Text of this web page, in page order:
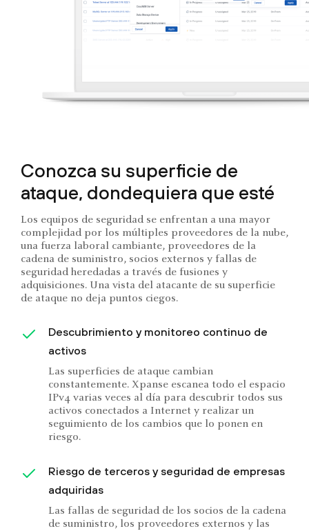
Conozca su superficie de
ataque, dondequiera que esté
Los equipos de seguridad se enfrentan a una mayor
complejidad por los múltiples proveedores de la nube,
una fuerza laboral cambiante, proveedores de la
cadena de suministro, socios externos y fallas de
seguridad heredadas a través de fusiones y
adquisiciones. Una vista del atacante de su superficie
de ataque no deja puntos ciegos.
Descubrimiento y monitoreo continuo de
activos
Las superficies de ataque cambian
constantemente. Xpanse escanea todo el espacio
IPv4 varias veces al día para descubrir todos sus
activos conectados a Internet y realizar un
seguimiento de los cambios que lo ponen en
riesgo.
Riesgo de terceros y seguridad de empresas
adquiridas
Las fallas de seguridad de los socios de la cadena
de suministro, los proveedores externos y las